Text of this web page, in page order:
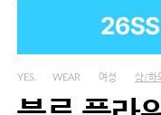
YES. WEAR 여성 상/하